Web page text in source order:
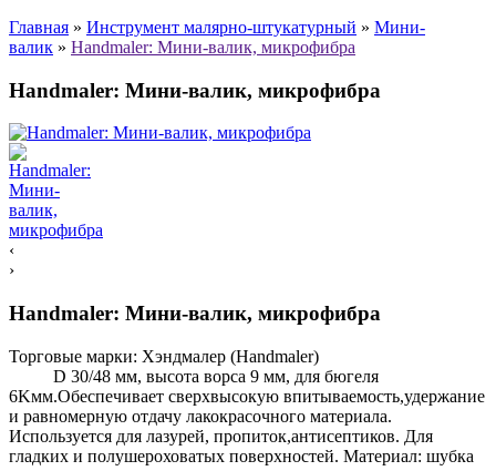
Главная » Инструмент малярно-штукатурный » Мини-
валик » Handmaler: Мини-валик, микрофибра
Handmaler: Мини-валик, микрофибра
‹
›
Handmaler: Мини-валик, микрофибра
Торговые марки: Хэндмалер (Handmaler)
D 30/48 мм, высота ворса 9 мм, для бюгеля
6Kмм.Обеспечивает сверхвысокую впитываемость,удержание
и равномерную отдачу лакокрасочного материала.
Используется для лазурей, пропиток,антисептиков. Для
гладких и полушероховатых поверхностей. Материал: шубка